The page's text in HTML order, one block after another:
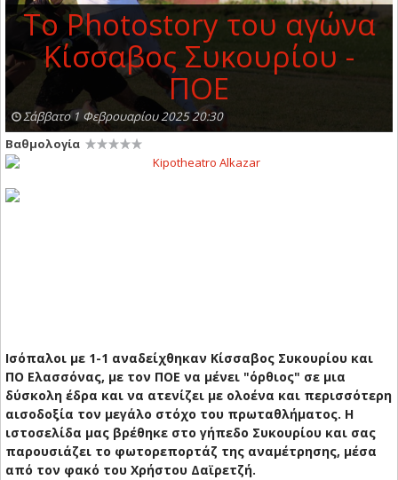
To Photostory του αγώνα
Κίσσαβος Συκουρίου -
ΠΟΕ
Σάββατο 1 Φεβρουαρίου 2025 20:30
Βαθμολογία
Ισόπαλοι με 1-1 αναδείχθηκαν Κίσσαβος Συκουρίου και
ΠΟ Ελασσόνας, με τον ΠΟΕ να μένει "όρθιος" σε μια
δύσκολη έδρα και να ατενίζει με ολοένα και περισσότερη
αισοδοξία τον μεγάλο στόχο του πρωταθλήματος. Η
ιστοσελίδα μας βρέθηκε στο γήπεδο Συκουρίου και σας
παρουσιάζει το φωτορεπορτάζ της αναμέτρησης, μέσα
από τον φακό του Χρήστου Δαϊρετζή.